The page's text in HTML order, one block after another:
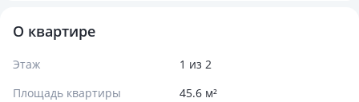
О квартире
Этаж
1 из 2
Площадь квартиры
45.6 м²